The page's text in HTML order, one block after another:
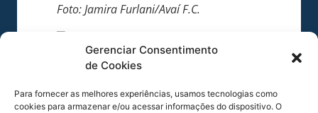
Gerenciar Consentimento
de Cookies
Para fornecer as melhores experiências, usamos tecnologias como
cookies para armazenar e/ou acessar informações do dispositivo. O
Foto: Jamira Furlani/Avaí F.C.
Foto: Jamira Furlani/Avaí F.C.
COMPARTILHE ESSA NOTÍCIA